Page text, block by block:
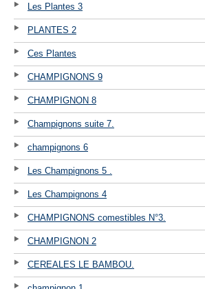
Les Plantes 3
PLANTES 2
Ces Plantes
CHAMPIGNONS 9
CHAMPIGNON 8
Champignons suite 7.
champignons 6
Les Champignons 5 .
Les Champignons 4
CHAMPIGNONS comestibles N°3.
CHAMPIGNON 2
CEREALES LE BAMBOU.